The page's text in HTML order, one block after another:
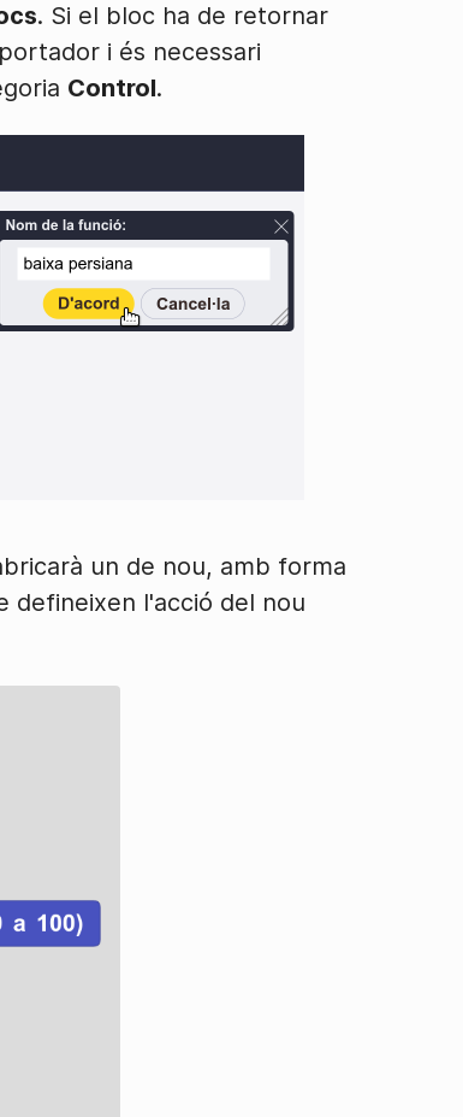
. Si el bloc ha de retornar
i és necessari
Control.
un de nou, amb forma
defineixen l'acció del nou